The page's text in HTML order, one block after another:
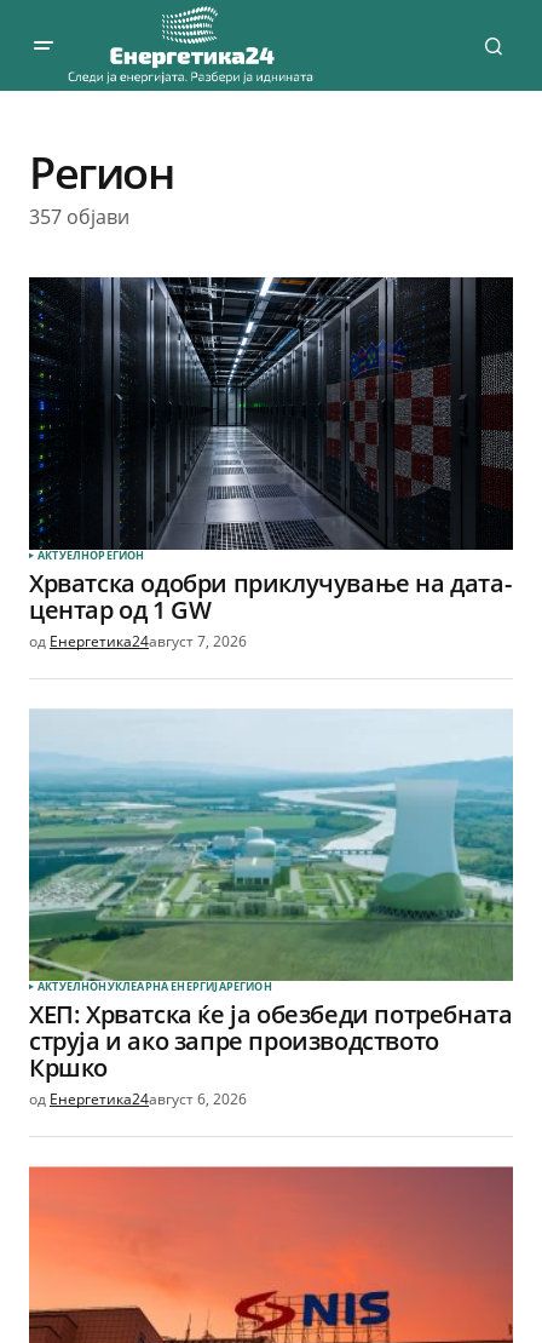
Регион
357 објави
АКТУЕЛНОРЕГИОН
Хрватска одобри приклучување на дата-
центар од 1 GW
од Енергетика24август 7, 2026
АКТУЕЛНОНУКЛЕАРНА ЕНЕРГИЈАРЕГИОН
ХЕП: Хрватска ќе ја обезбеди потребната
струја и ако запре производството
Кршко
од Енергетика24август 6, 2026